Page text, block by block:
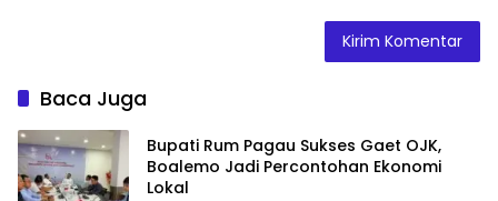
Baca Juga
Bupati Rum Pagau Sukses Gaet OJK,
Boalemo Jadi Percontohan Ekonomi
Lokal